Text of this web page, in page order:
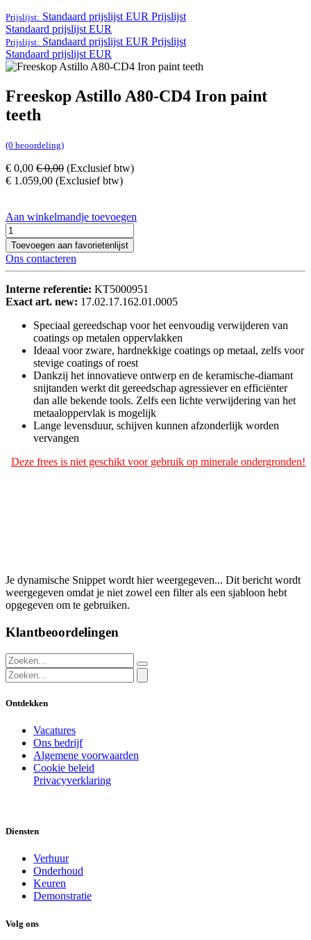
Prijslijst: Standaard prijslijst EUR Prijslijst
Standaard prijslijst EUR
Prijslijst: Standaard prijslijst EUR Prijslijst
Standaard prijslijst EUR
Freeskop Astillo A80-CD4 Iron paint
teeth
(0 beoordeling)
€ 0,00 €0,00 (Exclusief btw)
€ 1.059,00 (Exclusief btw)
Aan winkelmandje toevoegen
Toevoegen aan favorietenlijst
Ons contacteren
Interne referentie: KT5000951
Exact art. new: 17.02.17.162.01.0005
Speciaal gereedschap voor het eenvoudig verwijderen van
coatings op metalen oppervlakken
Ideaal voor zware, hardnekkige coatings op metaal, zelfs voor
stevige coatings of roest
Dankzij het innovatieve ontwerp en de keramische-diamant
snijtanden werkt dit gereedschap agressiever en efficiënter
dan alle bekende tools. Zelfs een lichte verwijdering van het
metaaloppervlak is mogelijk
Lange levensduur, schijven kunnen afzonderlijk worden
vervangen
Deze frees is niet geschikt voor gebruik op minerale ondergronden!
Je dynamische Snippet wordt hier weergegeven... Dit bericht wordt
weergegeven omdat je niet zowel een filter als een sjabloon hebt
opgegeven om te gebruiken.
Klantbeoordelingen
Ontdekken
Vacatures
Ons bedrijf
Algemene voorwaarden
Cookie beleid
Privacyverklaring
Diensten
Verhuur
Onderhoud
Keuren
Demonstratie
Volg ons